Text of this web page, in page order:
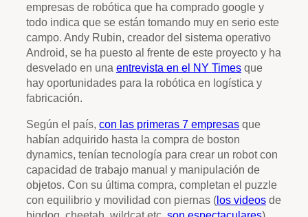
empresas de robótica que ha comprado google y
todo indica que se están tomando muy en serio este
campo. Andy Rubin, creador del sistema operativo
Android, se ha puesto al frente de este proyecto y ha
desvelado en una entrevista en el NY Times que
hay oportunidades para la robótica en logística y
fabricación.
Según el país, con las primeras 7 empresas que
habían adquirido hasta la compra de boston
dynamics, tenían tecnología para crear un robot con
capacidad de trabajo manual y manipulación de
objetos. Con su última compra, completan el puzzle
con equilibrio y movilidad con piernas ( los videos de